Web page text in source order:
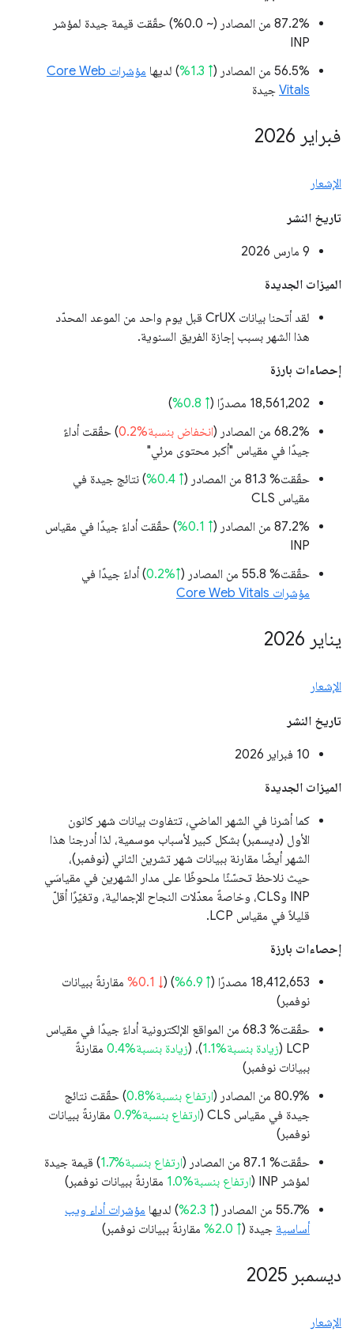
‫87.2% من المصادر (
~ 0.0%
) حقّقت قيمة جيدة لمؤشر
INP
‫56.5% من المصادر (
↑ 1.3% ) لديها
مؤشرات Core Web
Vitals جيدة
فبراير 2026
الإشعار
تاريخ النشر
‫9 مارس 2026
الميزات الجديدة
لقد أتحنا بيانات CrUX قبل يوم واحد من الموعد المحدّد
هذا الشهر بسبب إجازة الفريق السنوية.
إحصاءات بارزة
‫18,561,202 مصدرًا ( ↑ 0.8%
)
‫68.2% من المصادر (
انخفاض بنسبة%0.2
) حقّقت أداءً
جيدًا في مقياس "أكبر محتوى مرئي"
حقّقت% 81.3 من المصادر (
↑ 0.4%
) نتائج جيدة في
مقياس CLS
‫87.2% من المصادر (
↑ 0.1%
) حقّقت أداءً جيدًا في مقياس
INP
حقّقت% 55.8 من المصادر (
↑%0.2
) أداءً جيدًا في
مؤشرات Core Web Vitals
يناير 2026
الإشعار
تاريخ النشر
‫10 فبراير 2026
الميزات الجديدة
كما أشرنا في الشهر الماضي، تتفاوت بيانات شهر كانون
الأول (ديسمبر) بشكل كبير لأسباب موسمية، لذا أدرجنا هذا
الشهر أيضًا مقارنة ببيانات شهر تشرين الثاني (نوفمبر)،
حيث نلاحظ تحسّنًا ملحوظًا على مدار الشهرين في مقياسَي
INP وCLS، وخاصةً معدّلات النجاح الإجمالية، وتغيّرًا أقلّ
قليلاً في مقياس LCP.
إحصاءات بارزة
‫18,412,653 مصدرًا ( ↑ 6.9%
) (
↓ 0.1%
مقارنةً ببيانات
نوفمبر)
حقّقت% 68.3 من المواقع الإلكترونية أداءً جيدًا في مقياس
LCP ( زيادة بنسبة%1.1 )، (زيادة بنسبة%0.4
مقارنةً
ببيانات نوفمبر)
‫80.9% من المصادر (
ارتفاع بنسبة%0.8
) حقّقت نتائج
جيدة في مقياس CLS (
ارتفاع بنسبة%0.9
مقارنةً ببيانات
نوفمبر)
حقّقت% 87.1 من المصادر (
ارتفاع بنسبة%1.7
) قيمة جيدة
لمؤشر INP (
ارتفاع بنسبة%1.0
مقارنةً ببيانات نوفمبر)
‫55.7% من المصادر (
↑ 2.3% ) لديها مؤشرات أداء ويب
أساسية جيدة (↑ 2.0% مقارنةً ببيانات نوفمبر)
ديسمبر 2025
الإشعار